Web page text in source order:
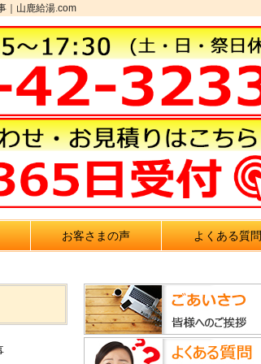
｜山鹿給湯.com
お客さまの声 よくある質問